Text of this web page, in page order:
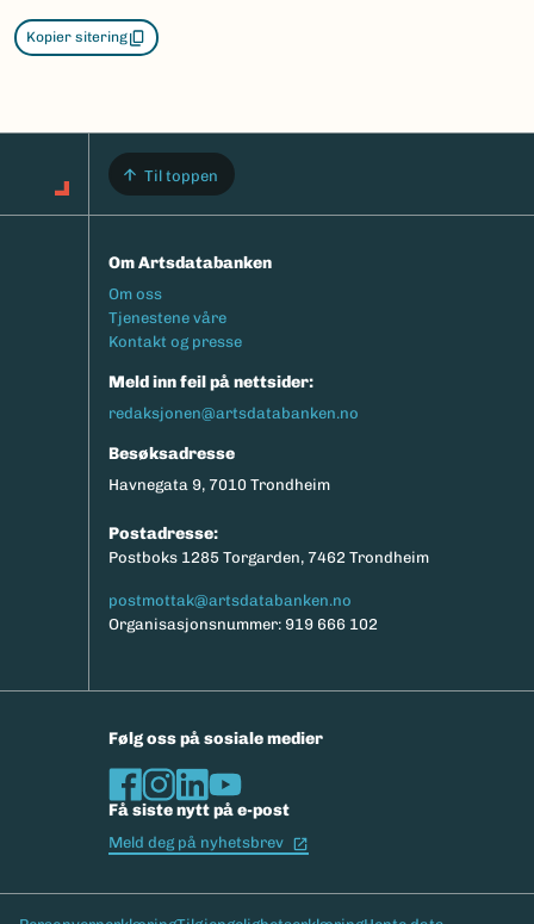
Kopier sitering
Til toppen
Om Artsdatabanken
Footermeny
Om oss
Tjenestene våre
Kontakt og presse
Meld inn feil på nettsider:
redaksjonen@artsdatabanken.no
Besøksadresse
Havnegata 9, 7010 Trondheim
Postadresse:
Postboks 1285 Torgarden, 7462 Trondheim
postmottak@artsdatabanken.no
Organisasjonsnummer: 919 666 102
Følg oss på sosiale medier
Få siste nytt på e-post
Meld deg på nyhetsbrev